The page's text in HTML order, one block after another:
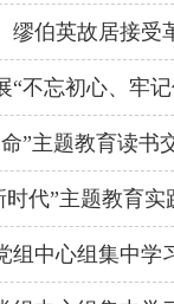
缪伯英故居接受
“不忘初心、牢
”主题教育读书
代”主题教育实
组中心组集中学